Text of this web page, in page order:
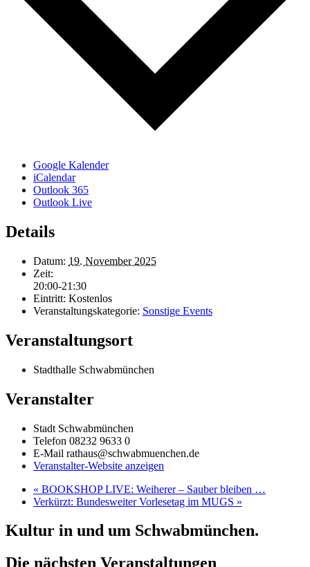
Google Kalender
iCalendar
Outlook 365
Outlook Live
Details
Datum: 19. November 2025
Zeit:
20:00-21:30
Eintritt: Kostenlos
Veranstaltungskategorie: Sonstige Events
Veranstaltungsort
Stadthalle Schwabmünchen
Veranstalter
Stadt Schwabmünchen
Telefon 08232 9633 0
E-Mail rathaus@schwabmuenchen.de
Veranstalter-Website anzeigen
« BOOKSHOP LIVE: Weiherer – Sauber bleiben …
Verkürzt: Bundesweiter Vorlesetag im MUGS »
Kultur in und um Schwabmünchen.
Die nächsten Veranstaltungen